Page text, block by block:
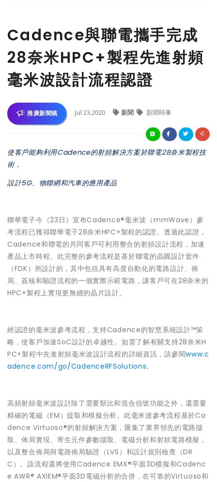
Cadence與聯電攜手完成
28奈米HPC+製程先進射頻
毫米波設計流程認證
推廣新聞稿 Jul 23,2020 新聞 新聞時事
使客戶能夠利用Cadence的射頻解決方案於聯電28奈米製程技
術，
設計5G、物聯網和汽車的應用產品
聯華電子今（23日）宣布Cadence®毫米波（mmWave）參
考流程已獲得聯華電子28奈米HPC+製程的認證。透過此認證，
Cadence和聯電的共同客戶可利用整合的射頻設計流程，加速
產品上市時程。此完整的參考流程是基於聯電的晶圓設計套件
（FDK）所設計的，其中包括具有高度自動化的電路設計、佈
局、簽核和驗證流程的一個實際示範電路，讓客戶可在28奈米的
HPC+製程上實現更無縫的晶片設計。
經認證的毫米波參考流程，支持Cadence的智慧系統設計™策
略，使客戶加速SoC設計的卓越性。如需了解有關支持28奈米H
PC+製程中先進射頻毫米波設計流程的詳細資訊，請參閱www.c
adence.com/go/CadenceRFSolutions。
高頻射頻毫米波設計除了需要類比和混合信號功能之外，還需要
精確的電磁（EM）提取和模擬分析。此毫米波參考流程基於Ca
dence Virtuoso®的射頻解決方案，匯集了業界領先的電路擷
取、佈局實現、寄生元件參數擷取、電磁分析和射頻電路模擬，
以及整合佈局與電路佈局驗證（LVS）和設計規則檢查（DR
C）。該流程還將使用Cadence EMX®平面3D模擬和Cadenc
e AWR® AXIEM®平面3D電磁分析的合併，在可靠的Virtuoso和